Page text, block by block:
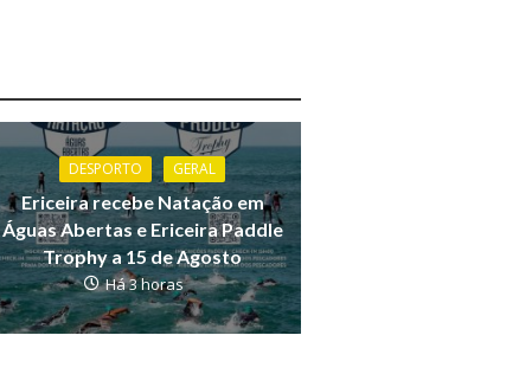
DESPORTO GERAL
Ericeira recebe Natação em
Águas Abertas e Ericeira Paddle
Trophy a 15 de Agosto
Há 3 horas